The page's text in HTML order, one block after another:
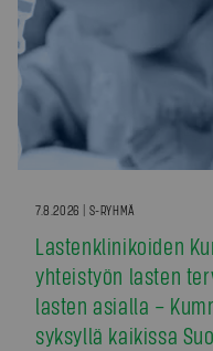
7.8.2026 | S-RYHMÄ
Lastenklinikoiden
yhteistyön lasten
lasten asialla –
syksyllä kaikissa